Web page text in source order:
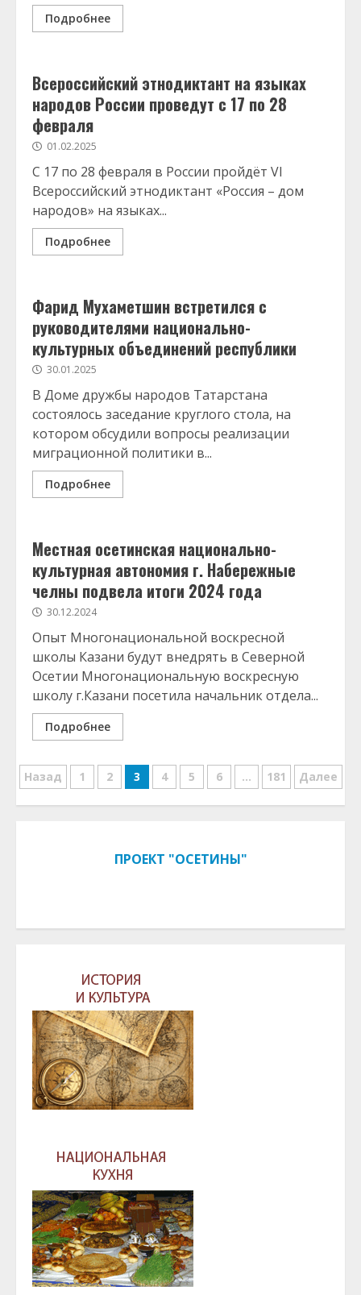
Подробнее
Всероссийский этнодиктант на языках
народов России проведут с 17 по 28
февраля
01.02.2025
C 17 по 28 февраля в России пройдёт VI
Всероссийский этнодиктант «Россия – дом
народов» на языках...
Подробнее
Фарид Мухаметшин встретился с
руководителями национально-
культурных объединений республики
30.01.2025
В Доме дружбы народов Татарстана
состоялось заседание круглого стола, на
котором обсудили вопросы реализации
миграционной политики в...
Подробнее
Местная осетинская национально-
культурная автономия г. Набережные
челны подвела итоги 2024 года
30.12.2024
Опыт Многонациональной воскресной
школы Казани будут внедрять в Северной
Осетии Многонациональную воскресную
школу г.Казани посетила начальник отдела...
Подробнее
Навигация
по
Назад 1 2 3 4 5 6 … 181 Далее
ПРОЕКТ "ОСЕТИНЫ"